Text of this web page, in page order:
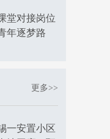
堂对接岗位
年逐梦路
更多>>
一安置小区